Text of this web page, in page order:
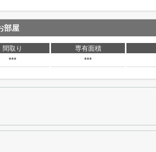
部屋
間取り 専有面積
*** ***